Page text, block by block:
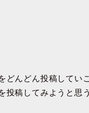
どんどん投稿してい
投稿してみようと思